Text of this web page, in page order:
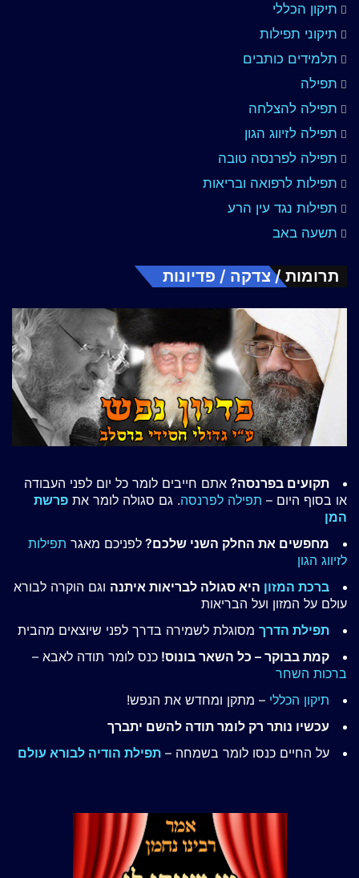
תיקון הכללי
תיקוני תפילות
תלמידים כותבים
תפילה
תפילה להצלחה
תפילה לזיווג הגון
תפילה לפרנסה טובה
תפילות לרפואה ובריאות
תפילות נגד עין הרע
תשעה באב
תרומות / צדקה / פדיונות
תקועים בפרנסה? אתם חייבים לומר כל יום לפני העבודה
או בסוף היום – תפילה לפרנסה. גם סגולה לומר את פרשת
המן
מחפשים את החלק השני שלכם? לפניכם מאגר תפילות
לזיווג הגון
ברכת המזון היא סגולה לבריאות איתנה וגם הוקרה לבורא
עולם על המזון ועל הבריאות
תפילת הדרך מסוגלת לשמירה בדרך לפני שיוצאים מהבית
קמת בבוקר – כל השאר בונוס! כנס לומר תודה לאבא –
ברכות השחר
תיקון הכללי – מתקן ומחדש את הנפש!
עכשיו נותר רק לומר תודה להשם יתברך
על החיים כנסו לומר בשמחה – תפילת הודיה לבורא עולם